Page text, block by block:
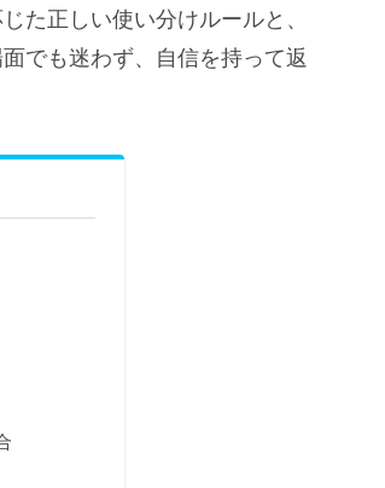
た正しい使い分けルールと、
でも迷わず、自信を持って返